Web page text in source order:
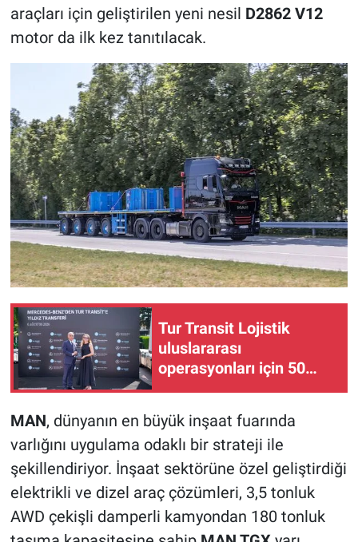
araçları için geliştirilen yeni nesil D2862 V12
motor da ilk kez tanıtılacak.
Tur Transit Lojistik
uluslararası
operasyonları için 50
yeni Actros L aldı
MAN, dünyanın en büyük inşaat fuarında
varlığını uygulama odaklı bir strateji ile
şekillendiriyor. İnşaat sektörüne özel geliştirdiği
elektrikli ve dizel araç çözümleri, 3,5 tonluk
AWD çekişli damperli kamyondan 180 tonluk